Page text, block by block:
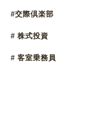
#交際倶楽部
# 株式投資
# 客室乗務員